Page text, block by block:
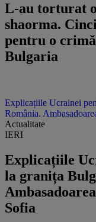
L-au torturat o
shaorma.
pentru o
Bulgaria
Explicațiile Ucrainei
România.
Actualitate
IERI
Explicațiile
la granița
Sofia